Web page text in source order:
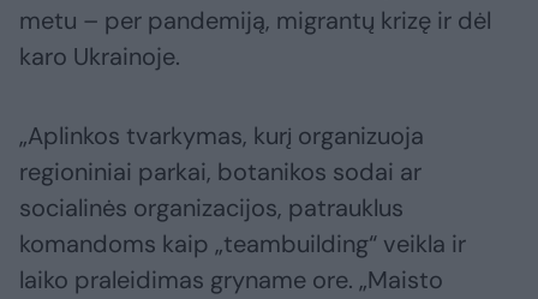
metu – per pandemiją, migrantų krizę ir dėl
karo Ukrainoje.
„Aplinkos tvarkymas, kurį organizuoja
regioniniai parkai, botanikos sodai ar
socialinės organizacijos, patrauklus
komandoms kaip „teambuilding“ veikla ir
laiko praleidimas gryname ore. „Maisto